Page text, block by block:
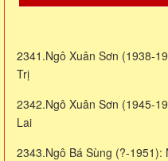
2341.Ngô Xuân Sơn (1938-
Trị
2342.Ngô Xuân Sơn (1945-
Lai
2343.Ngô Bá Sùng (?-1951):